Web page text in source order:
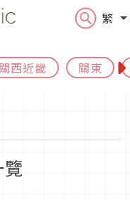
繁
關西近畿 關東